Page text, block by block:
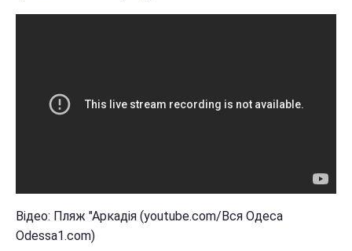
Відео: Пляж "Аркадія (youtube.com/Вся Одеса
Odessa1.com)